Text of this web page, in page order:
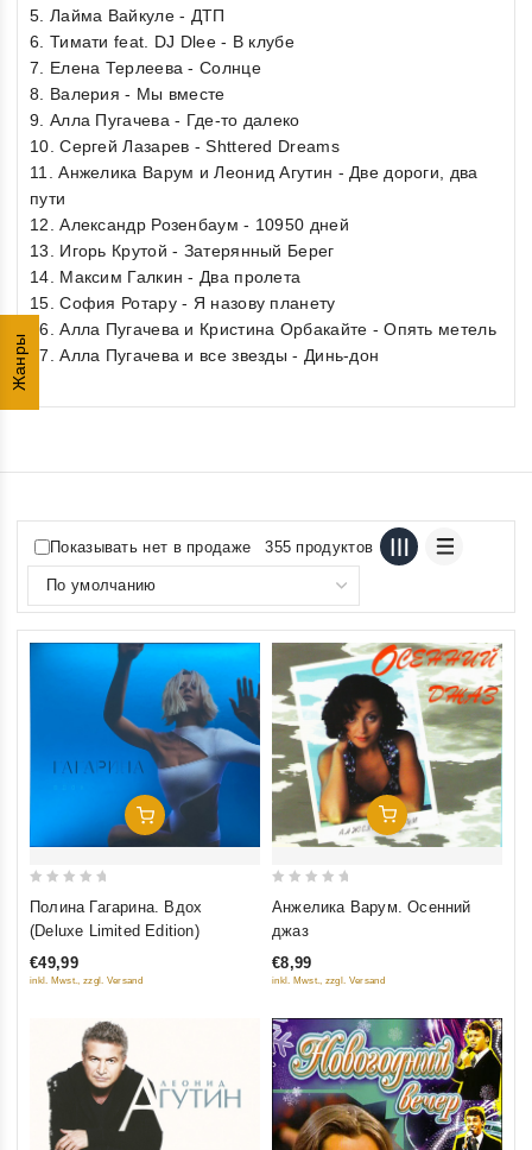
Жанры
5. Лайма Вайкуле - ДТП
6. Тимати feat. DJ Dlee - В клубе
7. Елена Терлеева - Солнце
8. Валерия - Мы вместе
9. Алла Пугачева - Где-то далеко
10. Сергей Лазарев - Shttered Dreams
11. Анжелика Варум и Леонид Агутин - Две дороги, два
пути
12. Александр Розенбаум - 10950 дней
13. Игорь Крутой - Затерянный Берег
14. Максим Галкин - Два пролета
15. София Ротару - Я назову планету
16. Алла Пугачева и Кристина Орбакайте - Опять метель
17. Алла Пугачева и все звезды - Динь-дон
Показывать нет в продаже 355 продуктов
Добавить В Корзину
5
Полина Гагарина. Вдох
(Deluxe Limited Edition)
€49,99
inkl. Mwst., zzgl. Versand
Добавить В Корзину
5
Анжелика Варум. Осенний
джаз
€8,99
inkl. Mwst., zzgl. Versand